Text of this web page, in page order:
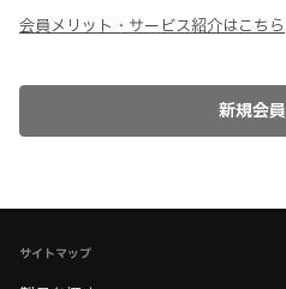
会員メリット・サービス紹介はこちら
サイトマップ